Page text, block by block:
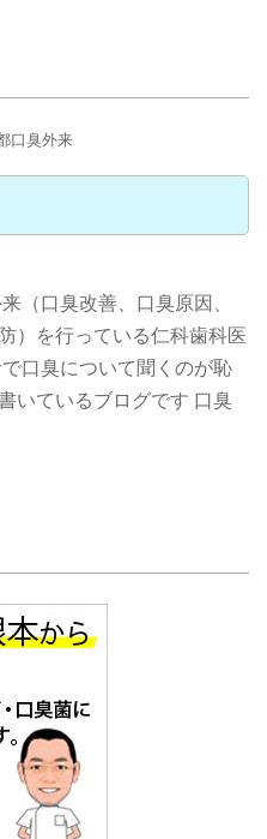
（口臭改善、口臭原因、
）を行っている仁科歯科医
口臭について聞くのが恥
いているブログです 口臭